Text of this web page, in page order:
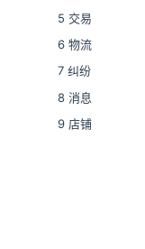
5 交易
6 物流
7 纠纷
8 消息
9 店铺